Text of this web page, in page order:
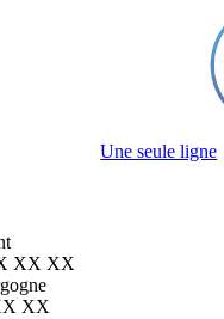
Une seule ligne
XX XX
XX